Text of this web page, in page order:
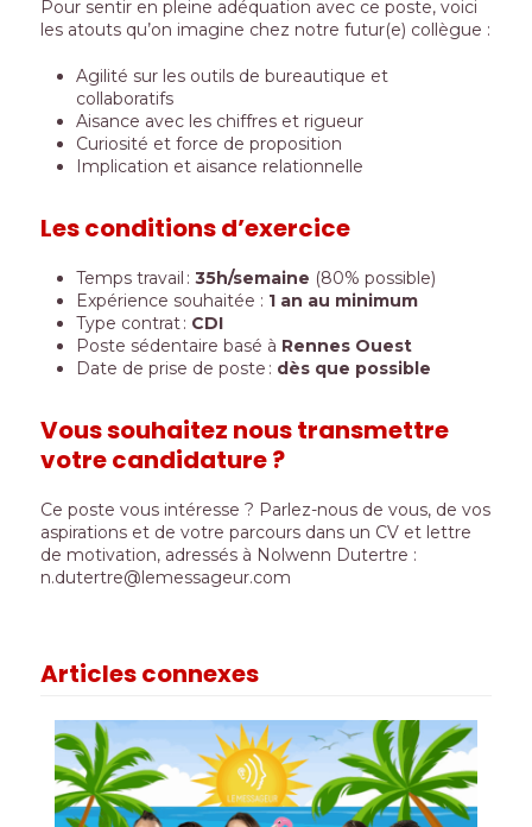
Pour sentir en pleine adéquation avec ce poste, voici
les atouts qu’on imagine chez notre futur(e) collègue :
Agilité sur les outils de bureautique et
collaboratifs
Aisance avec les chiffres et rigueur
Curiosité et force de proposition
Implication et aisance relationnelle
Les conditions d’exercice
Temps travail : 35h/semaine (80% possible)
Expérience souhaitée : 1 an au minimum
Type contrat : CDI
Poste sédentaire basé à Rennes Ouest
Date de prise de poste : dès que possible
Vous souhaitez nous transmettre
votre candidature ?
Ce poste vous intéresse ? Parlez-nous de vous, de vos
aspirations et de votre parcours dans un CV et lettre
de motivation, adressés à Nolwenn Dutertre :
n.dutertre@lemessageur.com
Articles connexes